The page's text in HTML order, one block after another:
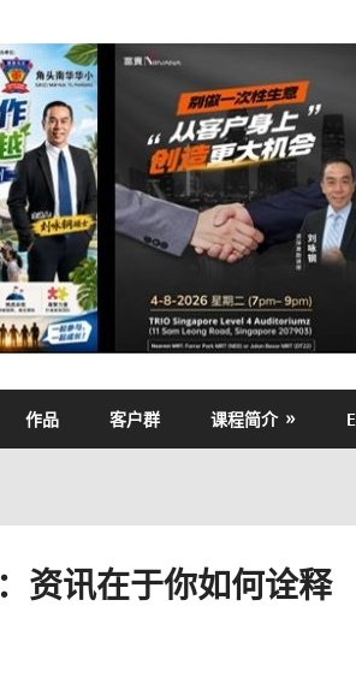
作品 客户群 课程简介
资讯在于你如何诠释